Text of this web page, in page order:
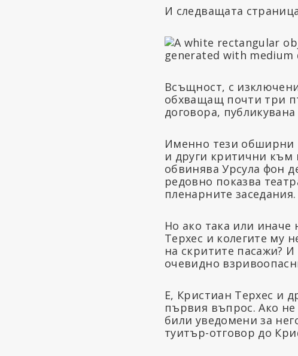
И следващата
Всъщност, с
обхващащ почти три
договора,
Именно тези обширни
и други критични към
обвинява Урсула фон
редовно показва
пленарните
Но ако така или иначе
Терхес и колегите му
на скритите пасажи?
очевидно
Е, Кристиан Терхес и
първия въпрос. Ако не
били уведомени за
туитър-отговор до